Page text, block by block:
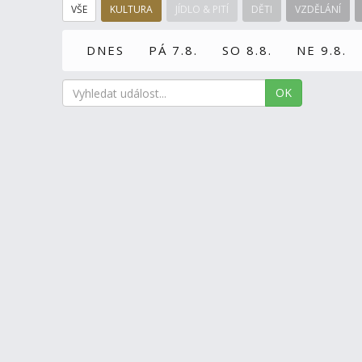
VŠE KULTURA JÍDLO & PITÍ DĚTI VZDĚLÁNÍ
DNES PÁ 7.8. SO 8.8. NE 9.8.
OK